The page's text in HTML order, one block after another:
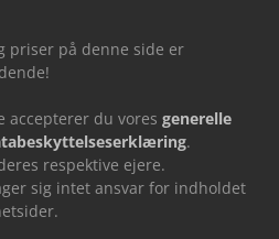
priser på denne side er
accepterer du vores generelle
.
respektive ejere.
sig intet ansvar for indholdet